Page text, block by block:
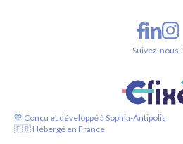
💙 Conçu et développé à Sophia-Antipolis
🇫🇷 Hébergé en France
Suivez-nous !